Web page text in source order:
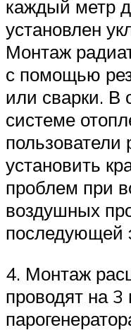
каждый метр
установлен
Монтаж
с помощью
или сварки. В
системе
пользователи
установить
проблем при
воздушных
последующей
4. Монтаж
проводят на